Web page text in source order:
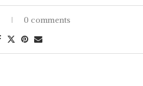
0 comments